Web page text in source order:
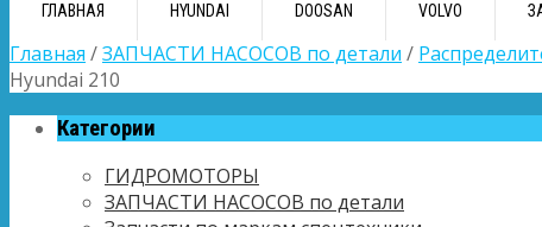
ГЛАВНАЯ HYUNDAI DOOSAN VOLVO
Главная /ЗАПЧАСТИ НАСОСОВ по детали /
Hyundai 210
Категории
ГИДРОМОТОРЫ
ЗАПЧАСТИ НАСОСОВ по детали